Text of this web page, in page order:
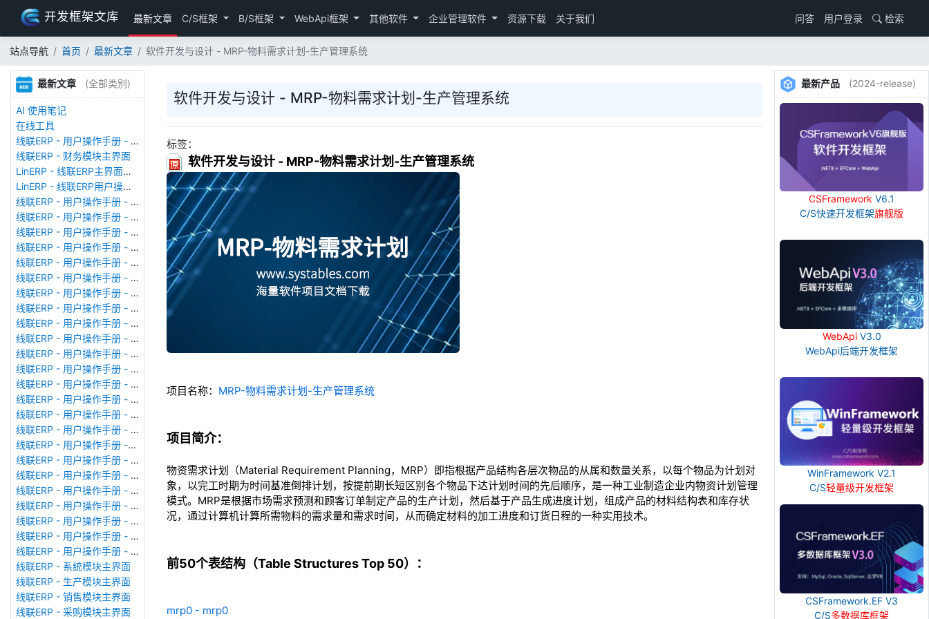
开发框架文库 最新文章 C/S框架 B/S框架 WebApi框架 其他软件 企业管理软件 资源下载 关于我们 问答 用户登录 检索
站点导航 首页 最新文章 软件开发与设计 - MRP-物料需求计划-生产管理系统
最新文章 (全部类别)
AI 使用笔记
在线工具
线联ERP - 用户操作手册 - 存货期初
线联ERP - 财务模块主界面
LinERP - 线联ERP主界面（HOME）
LinERP - 线联ERP用户操作手册 - 系统登陆
线联ERP - 用户操作手册 - 查看在线用户
线联ERP - 用户操作手册 - 数据备份
线联ERP - 用户操作手册 - 工厂管理
线联ERP - 用户操作手册 - 帐套管理
线联ERP - 用户操作手册 - 语种设置
线联ERP - 用户操作手册 - 国际化多语言
线联ERP - 用户操作手册 - 报表管理
线联ERP - 用户操作手册 - 字段名管理
线联ERP - 用户操作手册 - 模块管理
线联ERP - 用户操作手册 - 广播消息
线联ERP - 用户操作手册 - 审计日志
线联ERP - 用户操作手册 - 公司资料设置
线联ERP - 用户操作手册 - 系统参数设置
线联ERP - 用户操作手册 - 单据类型
线联ERP - 用户操作手册 - 号码规则
线联ERP - 用户操作手册 - 功能菜单
线联ERP - 用户操作手册 -分配临时角色
线联ERP - 用户操作手册 - 组织架构
线联ERP - 用户操作手册 - 用户管理
线联ERP - 用户操作手册 - 角色/岗位管理
线联ERP - 用户操作手册 - 暂估入库明细表
线联ERP - 用户操作手册 - 物料收发明细表
线联ERP - 用户操作手册 - 即时库存余额表
线联ERP - 用户操作手册 - 库存账龄分析表
线联ERP - 系统模块主界面
线联ERP - 生产模块主界面
线联ERP - 销售模块主界面
线联ERP - 采购模块主界面
软件开发与设计 - MRP-物料需求计划-生产管理系统
标签：
软件开发与设计 - MRP-物料需求计划-生产管理系统
项目名称： MRP-物料需求计划-生产管理系统
项目简介：
物资需求计划（Material Requirement Planning，MRP）即指根据产品结构各层次物品的从属和数量关系，以每个物品为计划对
象，以完工时期为时间基准倒排计划，按提前期长短区别各个物品下达计划时间的先后顺序，是一种工业制造企业内物资计划管理
模式。MRP是根据市场需求预测和顾客订单制定产品的生产计划，然后基于产品生成进度计划，组成产品的材料结构表和库存状
况，通过计算机计算所需物料的需求量和需求时间，从而确定材料的加工进度和订货日程的一种实用技术。
前50个表结构（Table Structures Top 50）：
mrp0 - mrp0
最新产品 (2024-release)
CSFramework V6.1
C/S快速开发框架旗舰版
WebApiV3.0
WebApi后端开发框架
WinFramework V2.1
C/S轻量级开发框架
CSFramework.EF V3
C/S多数据库框架